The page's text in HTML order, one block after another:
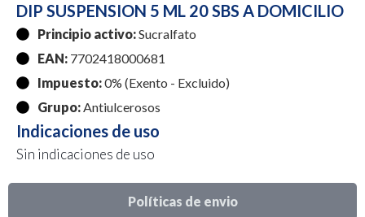
Políticas de envio
DIP SUSPENSION 5 ML 20 SBS A DOMICILIO
Principio activo:Sucralfato
EAN: 7702418000681
Impuesto:0% (Exento - Excluido)
Grupo:Antiulcerosos
Indicaciones de uso
Sin indicaciones de uso